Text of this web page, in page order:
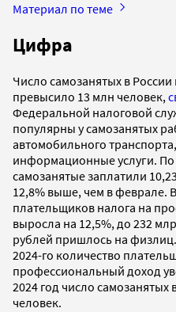
Материал по теме
Цифра
Число самозанятых в
превысило 13 млн человек,
Федеральной налоговой
популярны у самозанятых
автомобильного
информационные услуги.
самозанятые заплатили
12,8% выше, чем в феврале.
плательщиков налога на
выросла на 12,5%, до 232
рублей пришлось на
2024-го количество
профессиональный доход
2024 год число
человек.